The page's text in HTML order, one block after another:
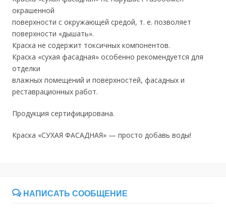
окрашенной
поверхности с окружающей средой, т. е. позволяет
поверхности «дышать».
Краска не содержит токсичных компонентов.
Краска «сухая фасадная» особенно рекомендуется для
отделки
влажных помещений и поверхностей, фасадных и
реставрационных работ.
Продукция сертифицирована.
Краска «СУХАЯ ФАСАДНАЯ» — просто добавь воды!
НАПИСАТЬ СООБЩЕНИЕ